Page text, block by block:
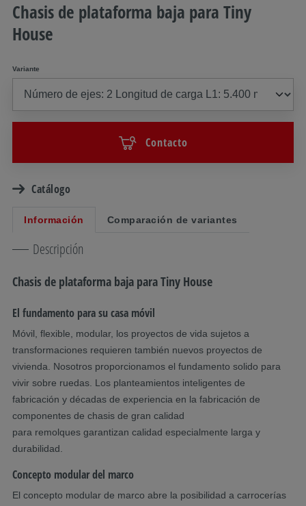
Chasis de plataforma baja para Tiny
House
Variante
Contacto
Catálogo
Información Comparación de variantes
Descripción
Chasis de plataforma baja para Tiny House
El fundamento para su casa móvil
Móvil, flexible, modular, los proyectos de vida sujetos a
transformaciones requieren también nuevos proyectos de
vivienda. Nosotros proporcionamos el fundamento solido para
vivir sobre ruedas. Los planteamientos inteligentes de
fabricación y décadas de experiencia en la fabricación de
componentes de chasis de gran calidad
para remolques garantizan calidad especialmente larga y
durabilidad.
Concepto modular del marco
El concepto modular de marco abre la posibilidad a carrocerías